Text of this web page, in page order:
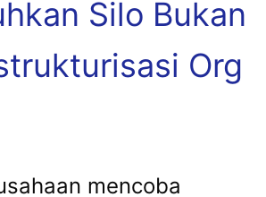
Silo Bukan
Org
mencoba